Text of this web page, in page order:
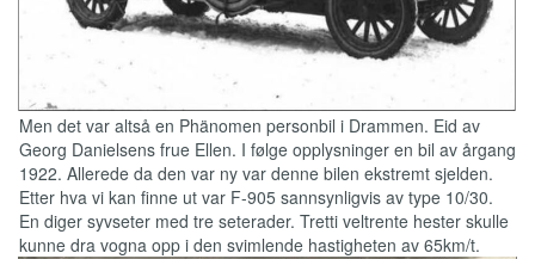
Men det var altså en Phänomen personbil i Drammen. Eid av
Georg Danielsens frue Ellen. I følge opplysninger en bil av årgang
1922. Allerede da den var ny var denne bilen ekstremt sjelden.
Etter hva vi kan finne ut var F-905 sannsynligvis av type 10/30.
En diger syvseter med tre seterader. Tretti veltrente hester skulle
kunne dra vogna opp i den svimlende hastigheten av 65km/t.